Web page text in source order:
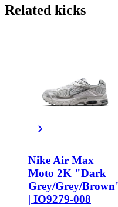
Related kicks
Nike Air Max
Moto 2K "Dark
Grey/Grey/
| IO9279-008